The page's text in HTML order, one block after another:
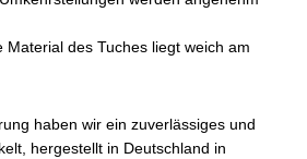
Material des Tuches liegt weich am
haben wir ein zuverlässiges und
hergestellt in Deutschland in